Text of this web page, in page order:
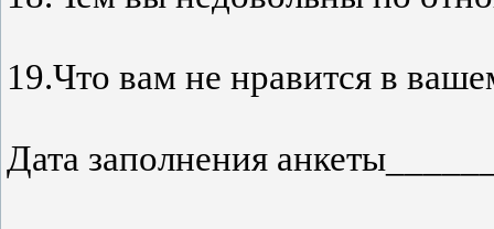
19.Что вам не нравится в
Дата заполнения